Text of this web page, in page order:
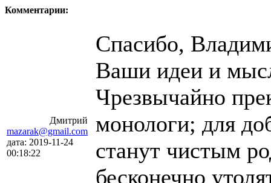
Комментарии:
Дмитрий
mazarak@gmail.com
дата: 2019-11-24
00:18:22
Спасибо,
Ваши идеи и
Чрезвычайно
монологи; для
станут чистым
бесконечно